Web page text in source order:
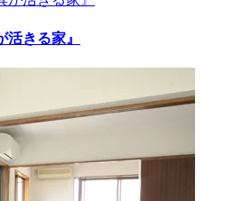
きる家』